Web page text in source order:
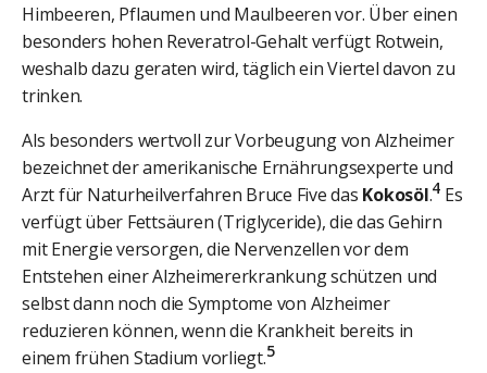
Himbeeren, Pflaumen und Maulbeeren vor. Über einen
besonders hohen Reveratrol-Gehalt verfügt Rotwein,
weshalb dazu geraten wird, täglich ein Viertel davon zu
trinken.
Als besonders wertvoll zur Vorbeugung von Alzheimer
bezeichnet der amerikanische Ernährungsexperte und
Arzt für Naturheilverfahren Bruce Five das Kokosöl.4 Es
verfügt über Fettsäuren (Triglyceride), die das Gehirn
mit Energie versorgen, die Nervenzellen vor dem
Entstehen einer Alzheimererkrankung schützen und
selbst dann noch die Symptome von Alzheimer
reduzieren können, wenn die Krankheit bereits in
einem frühen Stadium vorliegt.5